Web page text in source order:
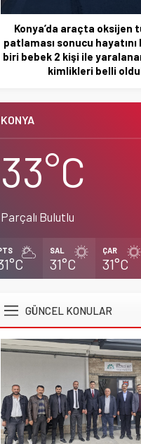
Konya’da araçta oksijen
patlaması sonucu
biri bebek 2 kişi ile
kimlikleri belli
KONYA
33°C
Parçalı Bulutlu
SAL
31°C
ÇAR
31°C
GÜNCEL KONULAR